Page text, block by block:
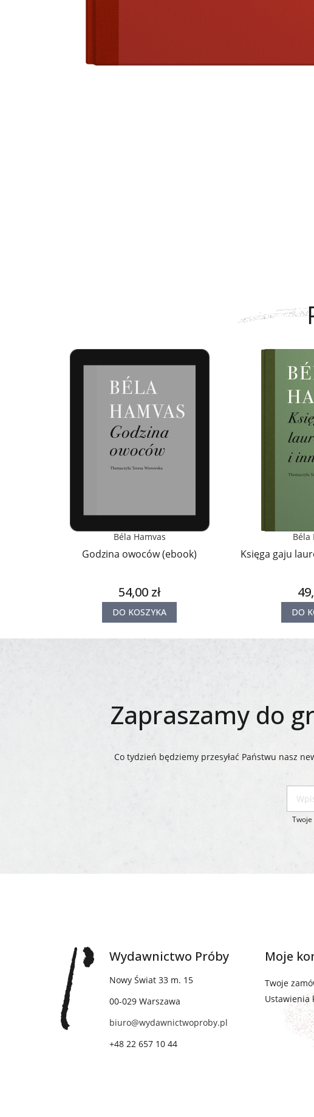
Béla Hamvas
Godzina owoców (ebook)
54,00 zł
DO KOSZYKA
Béla
Księga gaju
DO
Zapraszamy do
Co tydzień będziemy przesyłać Państwu nasz
Wydawnictwo Próby
Nowy Świat 33 m. 15
00-029 Warszawa
biuro@wydawnictwoproby.pl
+48 22 657 10 44
Moje
Twoje
Ustawienia